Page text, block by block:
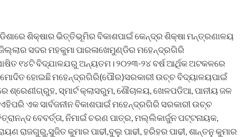
ଶିକ୍ଷାର ଭିତ୍ତିଭୂମିର ବିକାଶପାଇଁ କେନ୍ଦ୍ର ଶିକ୍ଷା ମନ୍ତ୍ରଣାଳୟ
ସଦର ମହକୁମା ପାରଳାଖେମୁଣ୍ଡିର ମହେନ୍ଦ୍ରଗିରି
୧୪ଟି ବିଦ୍ଯାଳଯରୁ ଅନ୍ୟତମ। ୨୦୨୩-୨୪ ବର୍ଷ ଆର୍ଥିକ ଅଟକଳରେ
ହୋଇଛି ମହେନ୍ଦ୍ରଗିରି(ପୌର)ସରକାରୀ ଉଚ୍ଚ ବିଦ୍ୟାଳୟପାଇଁ
ଶ୍ରେଣୀଗ୍ରୁହ, ସ୍ମାର୍ଟ କ୍ଲାସରୁମ, ଶୌଚାଳୟ, ଖେଳପଡିଆ, ପାନୀୟ ଜଳ
ଏକ ସାର୍ବଜନୀନ ବିକାଶପାଇଁ ମହେନ୍ଦ୍ରଗିରି ସରକାରୀ ଉଚ୍ଚ
ବେବର୍ତ୍ତା, ନିମାଇଁ ଚରଣ ପାତ୍ର, ମଲ୍ଲିକାର୍ଜୁନ ପଟ୍ଟନାୟକ,
ରାଜଗୁରୁ,ସୁଜିତ କୁମାର ପାଢୀ,ବୁଲୁ ପାଢୀ, ହରିହର ପାଢୀ, ଶାନ୍ତନୁ କୁମାର